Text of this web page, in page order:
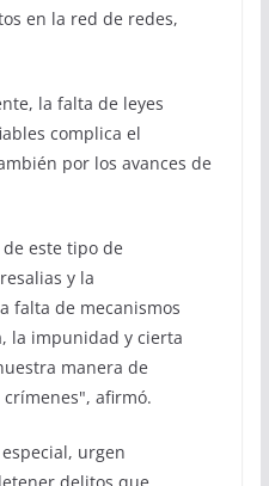
en la red de redes,
la falta de leyes
complica el
por los avances de
este tipo de
y la
falta de mecanismos
la impunidad y cierta
manera de
afirmó.
urgen
delitos que